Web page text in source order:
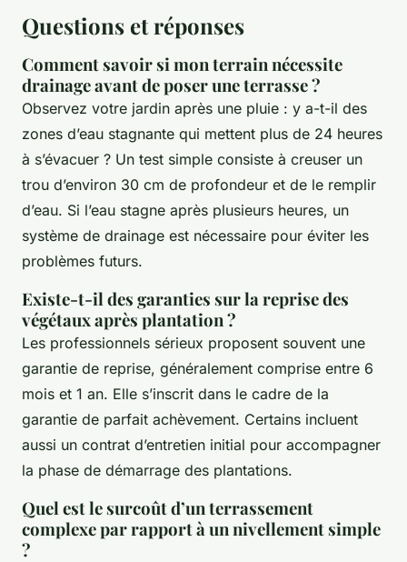
Questions et réponses
Comment savoir si mon terrain nécessite
drainage avant de poser une terrasse ?
Observez votre jardin après une pluie : y a-t-il des
zones d’eau stagnante qui mettent plus de 24 heures
à s’évacuer ? Un test simple consiste à creuser un
trou d’environ 30 cm de profondeur et de le remplir
d’eau. Si l’eau stagne après plusieurs heures, un
système de drainage est nécessaire pour éviter les
problèmes futurs.
Existe-t-il des garanties sur la reprise des
végétaux après plantation ?
Les professionnels sérieux proposent souvent une
garantie de reprise, généralement comprise entre 6
mois et 1 an. Elle s’inscrit dans le cadre de la
garantie de parfait achèvement. Certains incluent
aussi un contrat d’entretien initial pour accompagner
la phase de démarrage des plantations.
Quel est le surcoût d’un terrassement
complexe par rapport à un nivellement simple
?